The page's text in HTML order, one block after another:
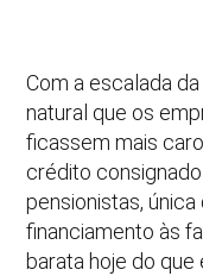
Com a escalada
natural que os
ficassem mais
crédito
pensionistas,
financiamento às
barata hoje do